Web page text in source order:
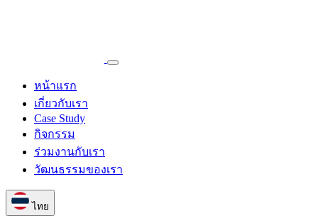
หน้าแรก
เกี่ยวกับเรา
Case Study
กิจกรรม
ร่วมงานกับเรา
วัฒนธรรมของเรา
ไทย